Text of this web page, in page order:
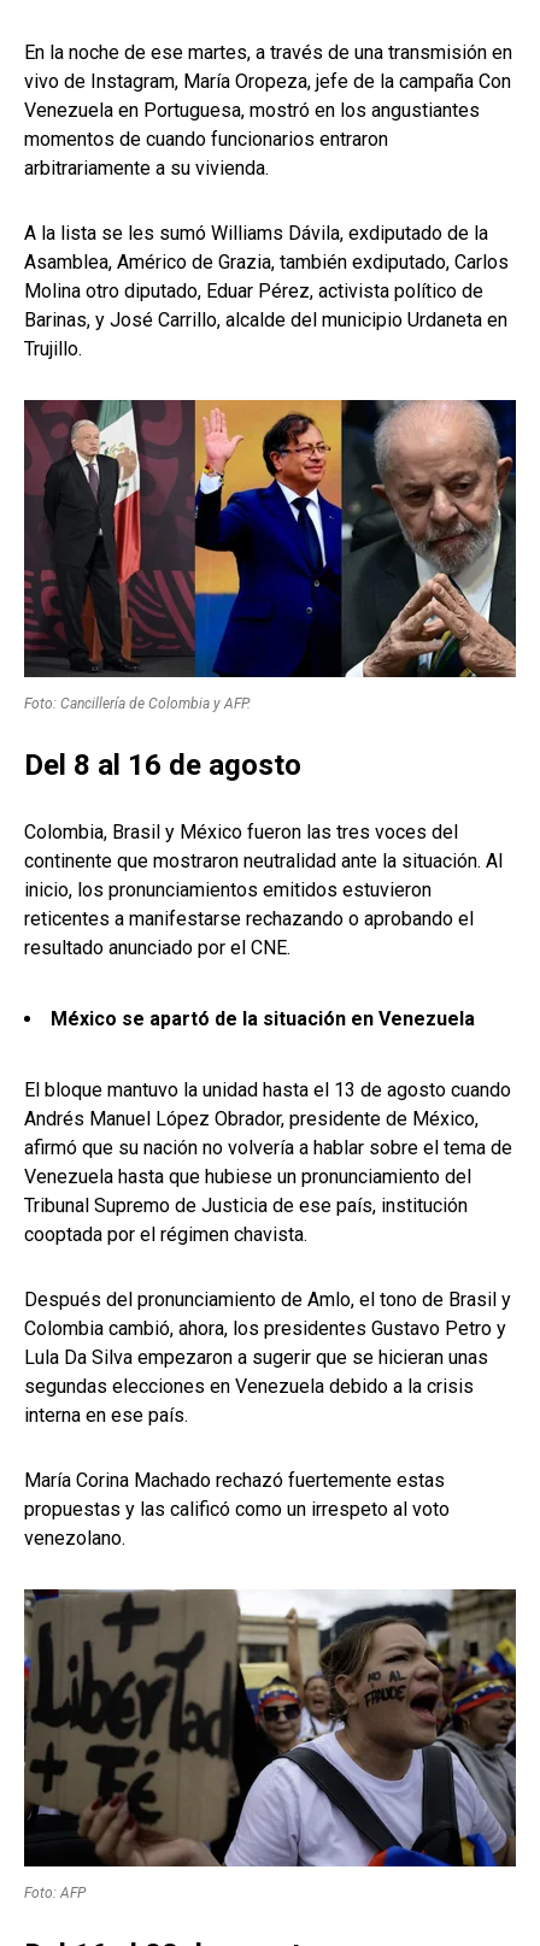
En la noche de ese martes, a través de una transmisión en
vivo de Instagram, María Oropeza, jefe de la campaña Con
Venezuela en Portuguesa, mostró en los angustiantes
momentos de cuando funcionarios entraron
arbitrariamente a su vivienda.
A la lista se les sumó Williams Dávila, exdiputado de la
Asamblea, Américo de Grazia, también exdiputado, Carlos
Molina otro diputado, Eduar Pérez, activista político de
Barinas, y José Carrillo, alcalde del municipio Urdaneta en
Trujillo.
Foto: Cancillería de Colombia y AFP.
Del 8 al 16 de agosto
Colombia, Brasil y México fueron las tres voces del
continente que mostraron neutralidad ante la situación. Al
inicio, los pronunciamientos emitidos estuvieron
reticentes a manifestarse rechazando o aprobando el
resultado anunciado por el CNE.
México se apartó de la situación en Venezuela
El bloque mantuvo la unidad hasta el 13 de agosto cuando
Andrés Manuel López Obrador, presidente de México,
afirmó que su nación no volvería a hablar sobre el tema de
Venezuela hasta que hubiese un pronunciamiento del
Tribunal Supremo de Justicia de ese país, institución
cooptada por el régimen chavista.
Después del pronunciamiento de Amlo, el tono de Brasil y
Colombia cambió, ahora, los presidentes Gustavo Petro y
Lula Da Silva empezaron a sugerir que se hicieran unas
segundas elecciones en Venezuela debido a la crisis
interna en ese país.
María Corina Machado rechazó fuertemente estas
propuestas y las calificó como un irrespeto al voto
venezolano.
Foto: AFP